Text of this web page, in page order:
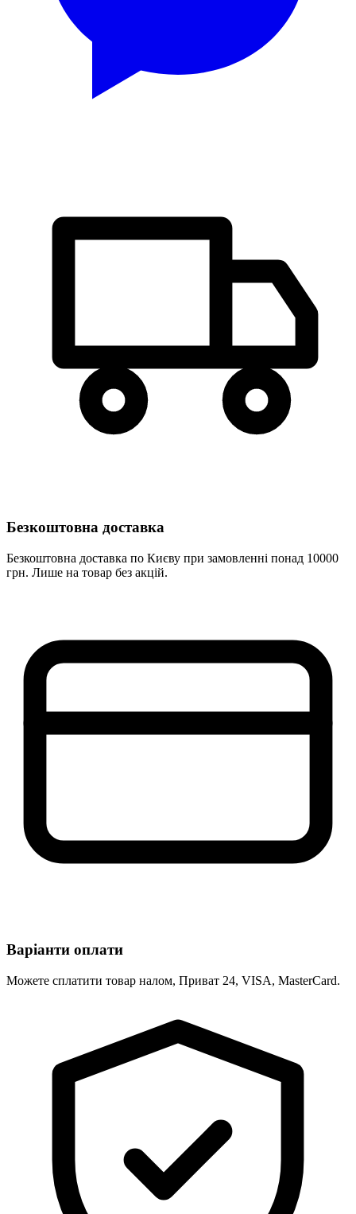
Безкоштовна доставка
Безкоштовна доставка по Києву при замовленні понад 10000
грн. Лише на товар без акцій.
Варіанти оплати
Можете сплатити товар налом, Приват 24, VISA, MasterCard.